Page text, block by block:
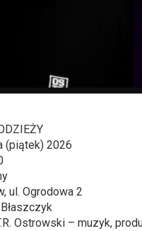
(piątek) 2026
ul. Ogrodowa 2
Ostrowski – muzyk,